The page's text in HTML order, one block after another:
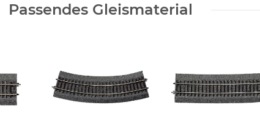
Passendes Gleismaterial